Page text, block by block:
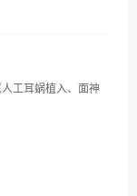
工耳蜗植入、面神